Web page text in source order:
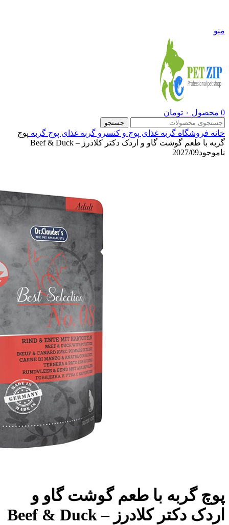
منو
0 محصول ۰ تومان
جستجو
خانه فروشگاه گربه غذای پوچ و کنسرو گربه غذای پوچ گربه پوچ
گربه با طعم گوشت گاو و اردک دکتر کلادرز – Beef & Duck
ناموجود2027/09
پوچ گربه با طعم گوشت گاو و
اردک دکتر کلادرز – Beef & Duck